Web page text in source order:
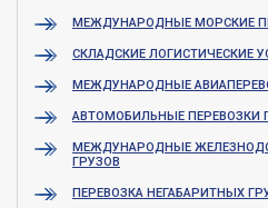
МЕЖДУНАРОДНЫЕ МОРСКИЕ
СКЛАДСКИЕ ЛОГИСТИЧЕСКИЕ
МЕЖДУНАРОДНЫЕ
АВТОМОБИЛЬНЫЕ ПЕРЕВОЗКИ
МЕЖДУНАРОДНЫЕ
ГРУЗОВ
ПЕРЕВОЗКА НЕГАБАРИТНЫХ